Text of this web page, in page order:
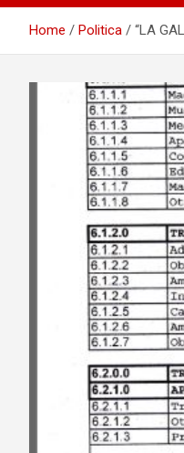
Home Politica “LA